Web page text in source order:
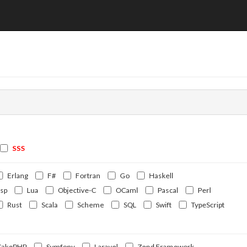
SSS
Erlang F# Fortran Go
Haskell
Lua Objective-C OCaml Pascal
Perl
Rust Scala Scheme SQL Swift
TypeScript